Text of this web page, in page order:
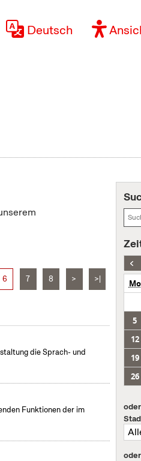
Deutsch
6 7 8 > >|
die Sprach- und
Funktionen der im
Mo
5
12
19
26
oder
oder